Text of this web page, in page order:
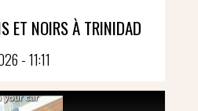
ET NOIRS À TRINIDAD
- 11:11